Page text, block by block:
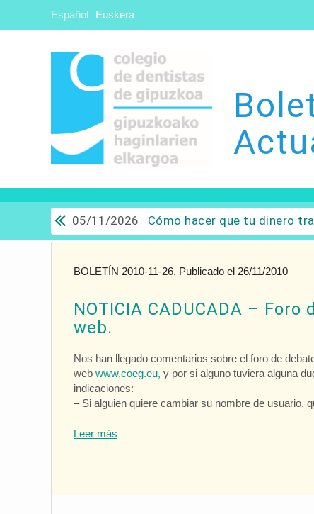
Español Euskera
05/11/2026 Cómo hacer que tu dinero trabaje para ti: Del
BOLETÍN 2010-11-26. Publicado el 26/11/2010
NOTICIA CADUCADA – Foro
web.
Nos han llegado comentarios sobre el foro de
webwww.coeg.eu, y por si alguno tuviera alguna
indicaciones:
– Si alguien quiere cambiar su nombre de usuario,
Leer más